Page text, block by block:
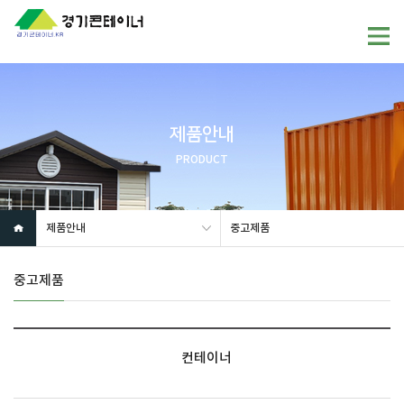
제품안내
PRODUCT
제품안내 중고제품
중고제품
컨테이너